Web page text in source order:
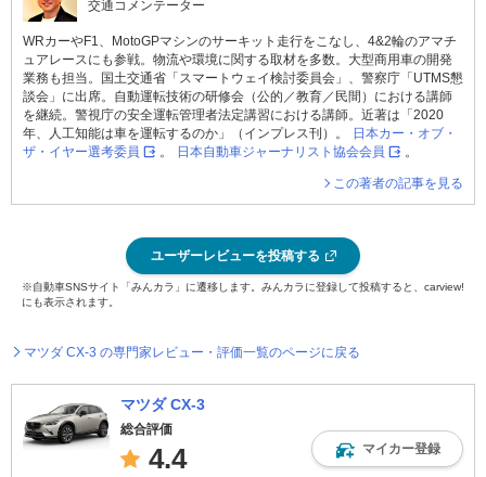
交通コメンテーター
WRカーやF1、MotoGPマシンのサーキット走行をこなし、4&2輪のアマチ
ュアレースにも参戦。物流や環境に関する取材を多数。大型商用車の開発
業務も担当。国土交通省「スマートウェイ検討委員会」、警察庁「UTMS懇
談会」に出席。自動運転技術の研修会（公的／教育／民間）における講師
を継続。警視庁の安全運転管理者法定講習における講師。近著は「2020
年、人工知能は車を運転するのか」（インプレス刊）。
日本カー・オブ・
ザ・イヤー選考委員
。 日本自動車ジャーナリスト協会会員 。
この著者の記事を見る
ユーザーレビューを投稿する
※自動車SNSサイト「みんカラ」に遷移します。みんカラに登録して投稿すると、carview!
にも表示されます。
マツダ CX-3 の専門家レビュー・評価一覧のページに戻る
マツダ CX-3
総合評価
4.4 マイカー登録